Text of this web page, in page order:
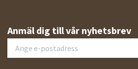
Anmäl dig till vår nyhetsbrev